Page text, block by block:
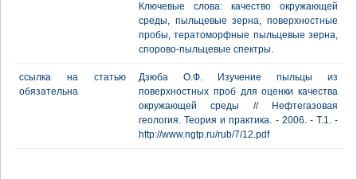
Ключевые слова: качество окружающей
среды, пыльцевые зерна, поверхностные
пробы, тератоморфные пыльцевые зерна,
спорово-пыльцевые спектры.
ссылка на статью
обязательна
Дзюба О.Ф. Изучение пыльцы из
поверхностных проб для оценки качества
окружающей среды // Нефтегазовая
геология. Теория и практика. - 2006. - Т.1. -
http://www.ngtp.ru/rub/7/12.pdf